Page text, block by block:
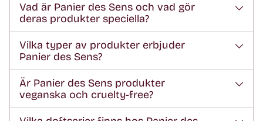
Vad är Panier des Sens och vad gör
deras produkter speciella?
Vilka typer av produkter erbjuder
Panier des Sens?
Är Panier des Sens produkter
veganska och cruelty-free?